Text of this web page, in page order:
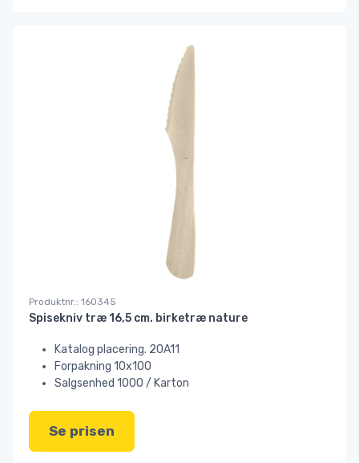
Produktnr.: 160345
Spisekniv træ 16,5 cm. birketræ nature
Katalog placering. 20A11
Forpakning 10x100
Salgsenhed 1000 / Karton
Se prisen